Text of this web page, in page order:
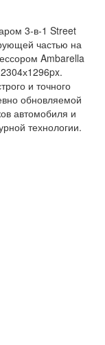
3-в-1 Street
частью на
Ambarella
и точного
обновляемой
автомобиля и
технологии.